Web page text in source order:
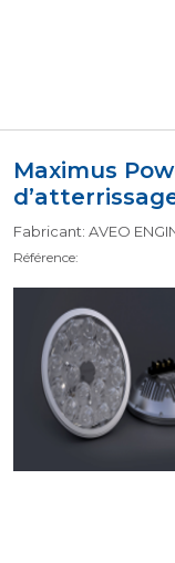
Maximus
Fabricant: AVEO
Référence: